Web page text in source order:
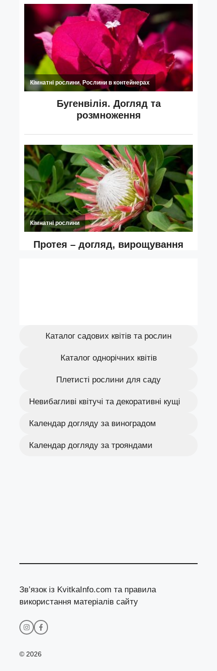
Каталог садових квітів та рослин
Каталог однорічних квітів
Плетисті рослини для саду
Невибагливі квітучі та декоративні кущі
Календар догляду за виноградом
Календар догляду за трояндами
Зв’язок із KvitkaInfo.com та правила
використання матеріалів сайту
© 2026